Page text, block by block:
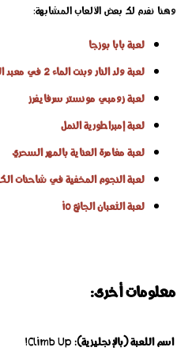
وهنا نفدم لك بعض الألعاب المشابهة:
لعبة بابا بوزجا
لعبة ولد النار وبنت الماء 2 في معبد الضوء
لعبة زومبي مونستر سرفايفرز
لعبة إمبراطورية النمل
لعبة مغامرة العناية بالمهر السحري
لعبة النجوم المخفية في شاحنات
لعبة الثعبان الجائع io
معلومات أخرى:
اسم اللعبة (بالإنجليزية):Climb Up!